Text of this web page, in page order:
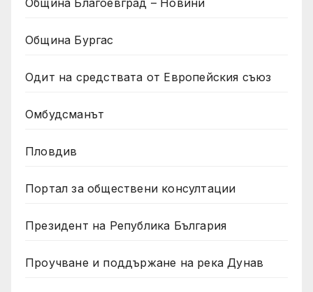
Община Благоевград – Новини
Община Бургас
Одит на средствата от Европейския съюз
Омбудсманът
Пловдив
Портал за обществени консултации
Президент на Република България
Проучване и поддържане на река Дунав